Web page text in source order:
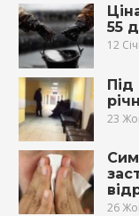
55
12
Під
23
26